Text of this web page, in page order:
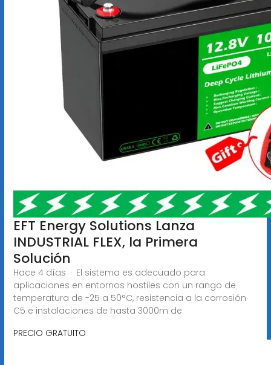
EFT Energy Solutions Lanza
INDUSTRIAL FLEX, la Primera
Solución
Hace 4 días · El sistema es adecuado para
aplicaciones en entornos hostiles con un rango de
temperatura de -25 a 50°C, resistencia a la corrosión
C5 e instalaciones de hasta 3000m de
PRECIO GRATUITO